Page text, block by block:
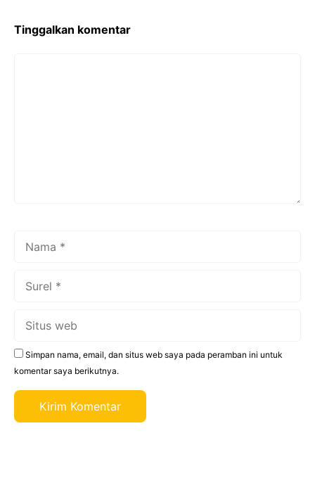
Tinggalkan komentar
Simpan nama, email, dan situs web saya pada peramban ini untuk
komentar saya berikutnya.